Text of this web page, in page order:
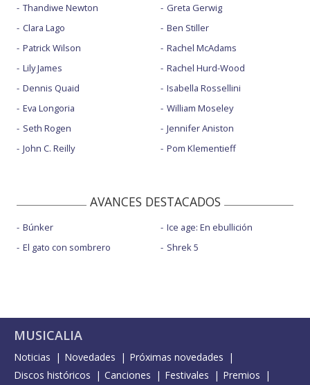
Thandiwe Newton
Clara Lago
Patrick Wilson
Lily James
Dennis Quaid
Eva Longoria
Seth Rogen
John C. Reilly
Greta Gerwig
Ben Stiller
Rachel McAdams
Rachel Hurd-Wood
Isabella Rossellini
William Moseley
Jennifer Aniston
Pom Klementieff
AVANCES DESTACADOS
Búnker
El gato con sombrero
Ice age: En ebullición
Shrek 5
MUSICALIA
Noticias Novedades
Próximas novedades
Discos históricos
Canciones Festivales
Premios